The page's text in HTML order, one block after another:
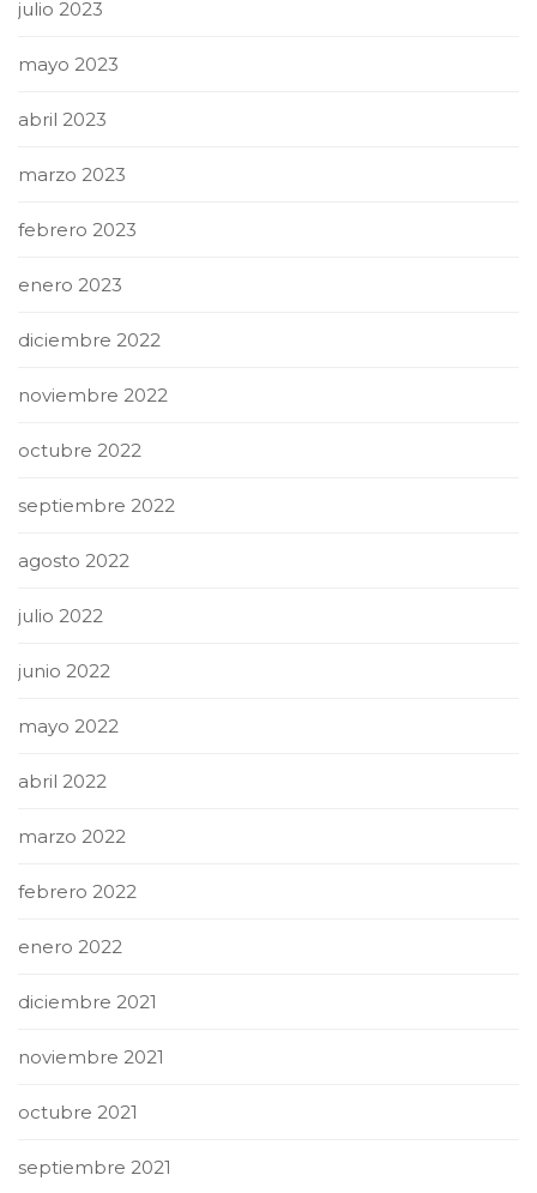
julio 2023
mayo 2023
abril 2023
marzo 2023
febrero 2023
enero 2023
diciembre 2022
noviembre 2022
octubre 2022
septiembre 2022
agosto 2022
julio 2022
junio 2022
mayo 2022
abril 2022
marzo 2022
febrero 2022
enero 2022
diciembre 2021
noviembre 2021
octubre 2021
septiembre 2021